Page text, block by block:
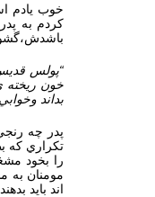
خوب يادم
كردم به
“پولس
خون ريخته
بداند
پدر چه
تكراري كه
را بخود
مومنان به
اند بايد